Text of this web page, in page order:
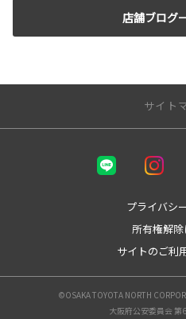
店舗ブログ
サイト
プライバシ
所有権解
サイトのご利
©OSAKA TOYOTA NORTH
大阪府公安委員会